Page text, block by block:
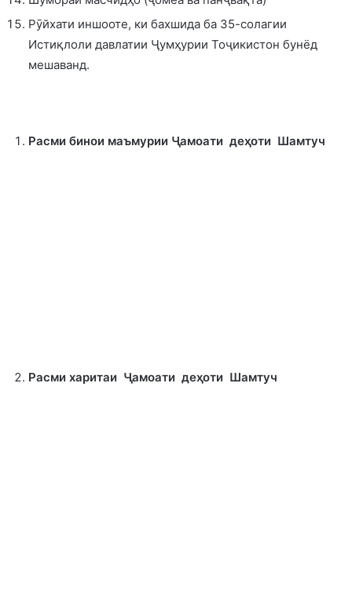
Рӯйхати иншооте, ки бахшида ба 35-солагии
Истиқлоли давлатии Ҷумҳурии Тоҷикистон бунёд
мешаванд.
Расми бинои маъмурии Ҷамоати деҳоти Шамтуч
Расми харитаи Ҷамоати деҳоти Шамтуч